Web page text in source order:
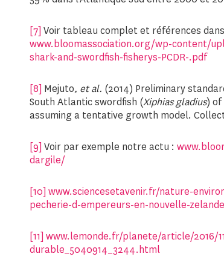
[7] Voir tableau complet et références
www.bloomassociation.org/wp-content/
shark-and-swordfish-fisherys-PCDR-.pdf
[8] Mejuto, et al. (2014) Preliminary
South Atlantic swordfish (Xiphias gladius) of
assuming a tentative growth model.
[9] Voir par exemple notre actu :
dargile/
[10] www.sciencesetavenir.fr/nature-
pecherie-d-empereurs-en-nouvelle-
[11] www.lemonde.fr/planete/article/2016/
durable_5040914_3244.html